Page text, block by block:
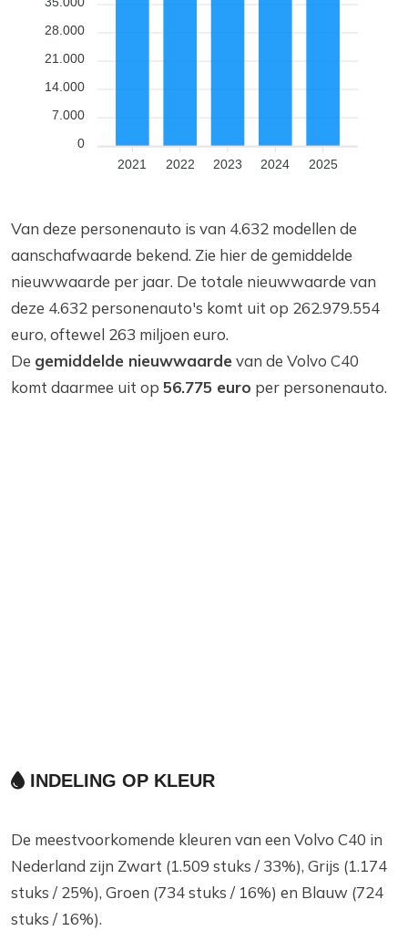
28.000
21.000
14.000
7.000
0
2021
2022 2023 2024 2025
Van deze personenauto is van 4.632 modellen de
aanschafwaarde bekend. Zie hier de gemiddelde
nieuwwaarde per jaar. De totale nieuwwaarde van
deze 4.632 personenauto's komt uit op 262.979.554
euro, oftewel 263 miljoen euro.
De gemiddelde nieuwwaardevan de Volvo C40
komt daarmee uit op 56.775 euro per personenauto.
INDELING OP KLEUR
De meestvoorkomende kleuren van een Volvo C40 in
Nederland zijn Zwart (1.509 stuks / 33%), Grijs (1.174
stuks / 25%), Groen (734 stuks / 16%) en Blauw (724
stuks / 16%).